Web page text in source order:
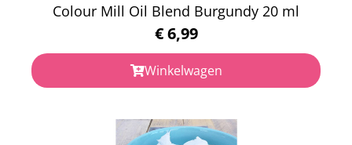
Colour Mill Oil Blend Burgundy 20 ml
€6,99
Winkelwagen